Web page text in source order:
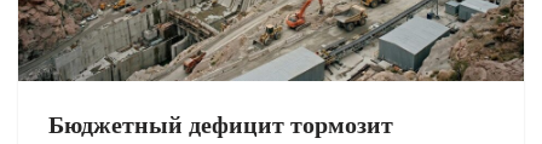
Бюджетный дефицит тормозит